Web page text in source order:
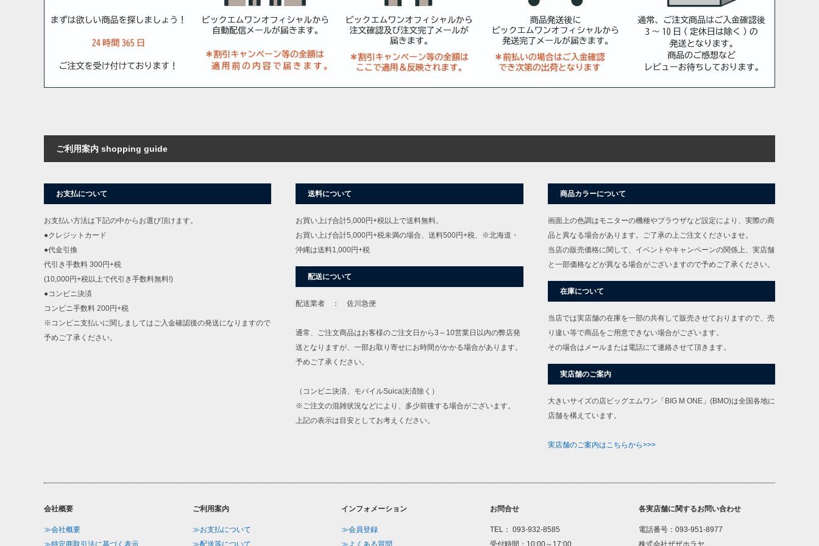
ご利用案内 shopping guide
お支払について
お支払い方法は下記の中からお選び頂けます。
●クレジットカード
●代金引換
代引き手数料 300円+税
(10,000円+税以上で代引き手数料無料!)
●コンビニ決済
コンビニ手数料 200円+税
※コンビニ支払いに関しましてはご入金確認後の発送になりますので
予めご了承ください。
送料について
お買い上げ合計5,000円+税以上で送料無料。
お買い上げ合計5,000円+税未満の場合、送料500円+税、※北海道・
沖縄は送料1,000円+税
配送について
配送業者 ： 佐川急便
通常、ご注文商品はお客様のご注文日から3～10営業日以内の弊店発
送となりますが、一部お取り寄せにお時間がかかる場合があります。
予めご了承ください。
（コンビニ決済、モバイルSuica決済除く）
※ご注文の混雑状況などにより、多少前後する場合がございます。
上記の表示は目安としてお考えください。
商品カラーについて
画面上の色調はモニターの機種やブラウザなど設定により、実際の商
品と異なる場合があります。ご了承の上ご注文くださいませ。
当店の販売価格に関して、イベントやキャンペーンの関係上、実店舗
と一部価格などが異なる場合がございますので予めご了承ください。
在庫について
当店では実店舗の在庫を一部の共有して販売させておりますので、売
り違い等で商品をご用意できない場合がございます。
その場合はメールまたは電話にて連絡させて頂きます。
実店舗のご案内
大きいサイズの店ビッグエムワン「BIG M ONE」(BMO)は全国各地に
店舗を構えています。
実店舗のご案内はこちらから>>>
会社概要
≫会社概要
≫特定商取引法に基づく表示
ご利用案内
≫お支払について
≫配送等について
インフォメーション
≫会員登録
≫よくある質問
お問合せ
TEL： 093-932-8585
受付時間：10:00～17:00
各実店舗に関するお問い合わせ
電話番号：093-951-8977
株式会社ザザホラヤ